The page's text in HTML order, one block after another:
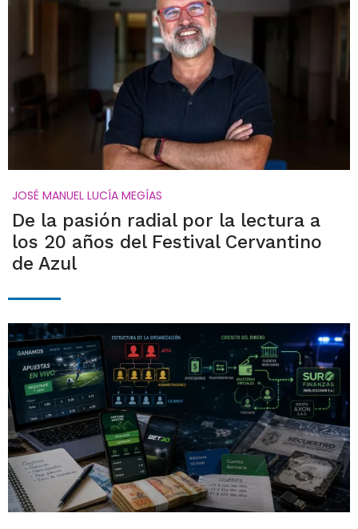
JOSÉ MANUEL LUCÍA MEGÍAS
De la pasión radial por la lectura a
los 20 años del Festival Cervantino
de Azul